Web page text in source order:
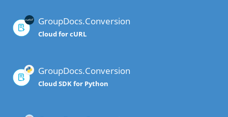
GroupDocs.Conversion
Cloud for cURL
GroupDocs.Conversion
Cloud SDK for Python